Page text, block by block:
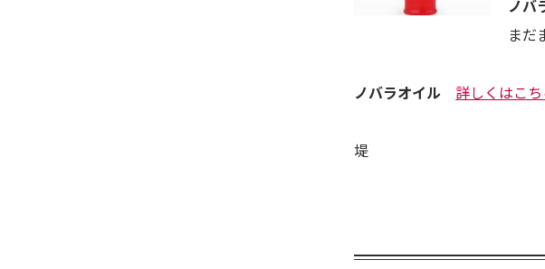
ノバ
まだ
ノバラオイル 詳しくはこち
堤